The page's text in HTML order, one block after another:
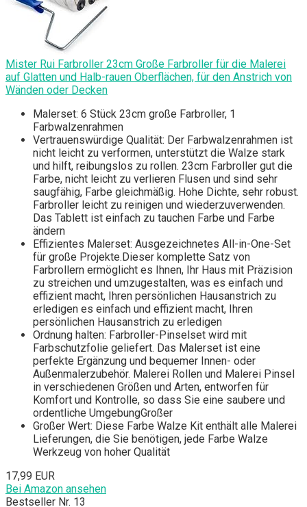
Mister Rui Farbroller 23cm Große Farbroller für die Malerei
auf Glatten und Halb-rauen Oberflächen, für den Anstrich von
Wänden oder Decken
Malerset: 6 Stück 23cm große Farbroller, 1
Farbwalzenrahmen
Vertrauenswürdige Qualität: Der Farbwalzenrahmen ist
nicht leicht zu verformen, unterstützt die Walze stark
und hilft, reibungslos zu rollen. 23cm Farbroller gut die
Farbe, nicht leicht zu verlieren Flusen und sind sehr
saugfähig, Farbe gleichmäßig. Hohe Dichte, sehr robust.
Farbroller leicht zu reinigen und wiederzuverwenden.
Das Tablett ist einfach zu tauchen Farbe und Farbe
ändern
Effizientes Malerset: Ausgezeichnetes All-in-One-Set
für große Projekte.Dieser komplette Satz von
Farbrollern ermöglicht es Ihnen, Ihr Haus mit Präzision
zu streichen und umzugestalten, was es einfach und
effizient macht, Ihren persönlichen Hausanstrich zu
erledigen es einfach und effizient macht, Ihren
persönlichen Hausanstrich zu erledigen
Ordnung halten: Farbroller-Pinselset wird mit
Farbschutzfolie geliefert. Das Malerset ist eine
perfekte Ergänzung und bequemer Innen- oder
Außenmalerzubehör. Malerei Rollen und Malerei Pinsel
in verschiedenen Größen und Arten, entworfen für
Komfort und Kontrolle, so dass Sie eine saubere und
ordentliche UmgebungGroßer
Großer Wert: Diese Farbe Walze Kit enthält alle Malerei
Lieferungen, die Sie benötigen, jede Farbe Walze
Werkzeug von hoher Qualität
17,99 EUR
Bei Amazon ansehen
Bestseller Nr. 13